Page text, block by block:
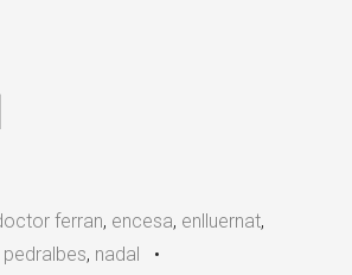
ferran, encesa, enlluernat,
, nadal
•